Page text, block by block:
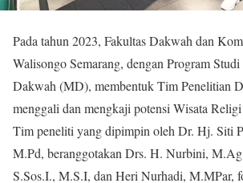
Pada tahun 2023, Fakultas Dakwah dan
Walisongo Semarang, dengan Program
Dakwah (MD), membentuk Tim Penelitian
menggali dan mengkaji potensi Wisata
Tim peneliti yang dipimpin oleh Dr. Hj. Siti
M.Pd, beranggotakan Drs. H. Nurbini,
S.Sos.I., M.S.I, dan Heri Nurhadi, M.MPar,